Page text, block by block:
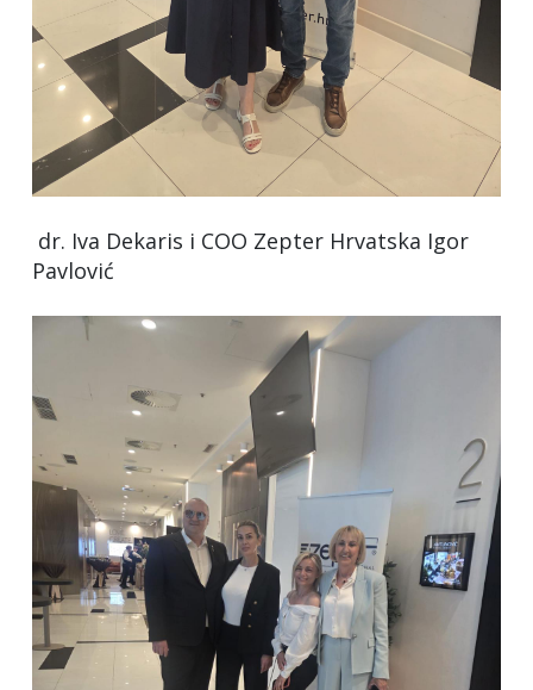
dr. Iva Dekaris i COO Zepter Hrvatska Igor
Pavlović